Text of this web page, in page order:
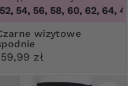
54, 56, 58, 60, 62, 64 ,46,
zł